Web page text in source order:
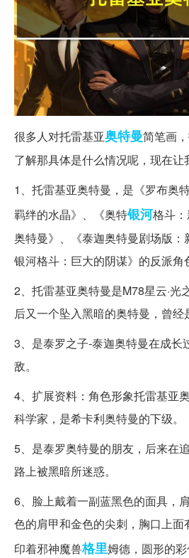
很多人对托雷基亚奥特曼简笔画
了解那具体是什么情况呢，现在让
1、托雷基亚奥特曼，是《罗布奥
羁绊的水晶》、《奥特银河格斗
奥特曼》、《泰迦奥特曼剧场版
银河格斗：巨大的阴谋》的反派角
2、托雷基亚奥特曼是M78星云·光
后又一个坠入黑暗的奥特曼，曾经
3、是泰罗之子-泰迦奥特曼在成长
敌。
4、扩展资料：角色形象托雷基亚
科学家，是希卡利奥特曼的下级。
5、是泰罗奥特曼的朋友，后来在
路上被黑暗所迷惑。
6、脸上戴着一副蓝黑色的面具，
色的肩甲和金色的尖刺，胸口上
印着邪神魔兽格里姆德，圆形的